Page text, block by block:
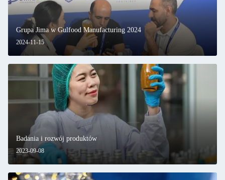
2024-11-15
Grupa Jima w Gulfood Manufacturing 2024
2023-09-08
Badania i rozwój produktów